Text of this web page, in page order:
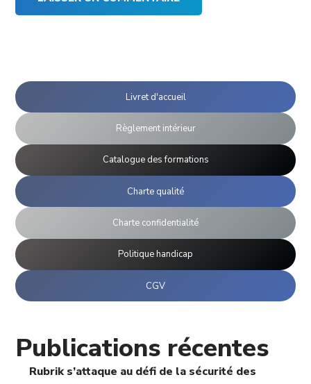
Livret d'accueil
Règlement intérieur
Catalogue des formations
Charte qualité
Charte confidentialité
Politique handicap
CGV
Publications récentes
Rubrik s’attaque au défi de la sécurité des